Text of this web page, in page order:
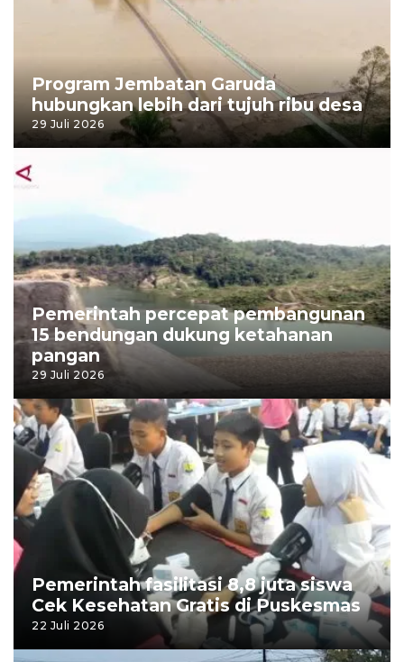
Program Jembatan Garuda
hubungkan lebih dari tujuh ribu desa
29 Juli 2026
Pemerintah percepat pembangunan
15 bendungan dukung ketahanan
pangan
29 Juli 2026
Pemerintah fasilitasi 8,8 juta siswa
Cek Kesehatan Gratis di Puskesmas
22 Juli 2026